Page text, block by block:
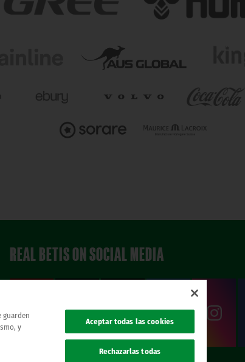
REAL BETIS ON SOCIAL MEDIA
guarden
y
Aceptar todas las cookies
Rechazarlas todas